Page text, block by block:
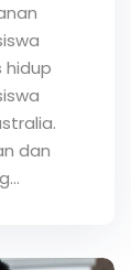
hidup
dan